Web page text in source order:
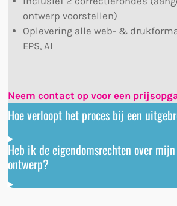
ontwerp voorstellen)
Oplevering alle web- &
EPS, AI
Neem contact op voor een
Hoe verloopt het proces bij een
Heb ik de eigendomsrechten over
ontwerp?